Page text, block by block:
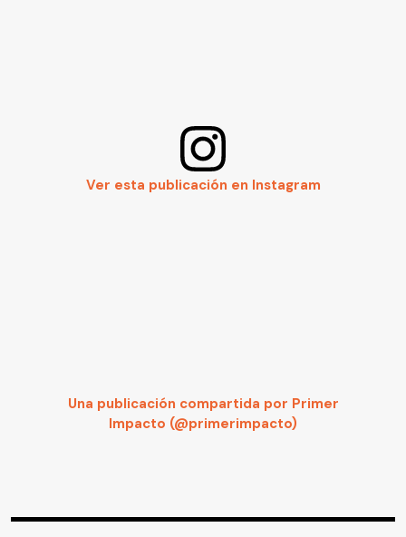
Ver esta publicación en Instagram
Una publicación compartida por Primer
Impacto (@primerimpacto)